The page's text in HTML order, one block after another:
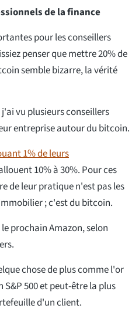
de la finance
pour les conseillers
penser que mettre 20% de
semble bizarre, la vérité
vu plusieurs conseillers
entreprise autour du bitcoin.
1% de leurs
10% à 30%. Pour ces
de leur pratique n'est pas les
; c'est du bitcoin.
prochain Amazon, selon
chose de plus comme l'or
500 et peut-être la plus
d'un client.